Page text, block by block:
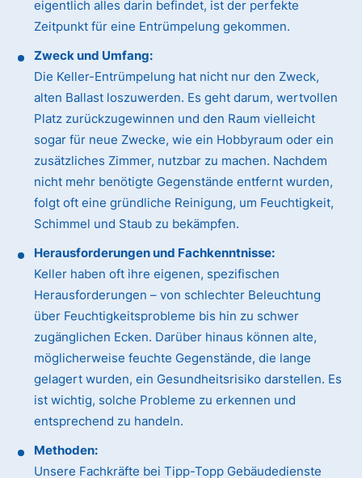
eigentlich alles darin befindet, ist der perfekte
Zeitpunkt für eine Entrümpelung gekommen.
Zweck und Umfang:
Die Keller-Entrümpelung hat nicht nur den Zweck,
alten Ballast loszuwerden. Es geht darum, wertvollen
Platz zurückzugewinnen und den Raum vielleicht
sogar für neue Zwecke, wie ein Hobbyraum oder ein
zusätzliches Zimmer, nutzbar zu machen. Nachdem
nicht mehr benötigte Gegenstände entfernt wurden,
folgt oft eine gründliche Reinigung, um Feuchtigkeit,
Schimmel und Staub zu bekämpfen.
Herausforderungen und Fachkenntnisse:
Keller haben oft ihre eigenen, spezifischen
Herausforderungen – von schlechter Beleuchtung
über Feuchtigkeitsprobleme bis hin zu schwer
zugänglichen Ecken. Darüber hinaus können alte,
möglicherweise feuchte Gegenstände, die lange
gelagert wurden, ein Gesundheitsrisiko darstellen. Es
ist wichtig, solche Probleme zu erkennen und
entsprechend zu handeln.
Methoden:
Unsere Fachkräfte bei Tipp-Topp Gebäudedienste